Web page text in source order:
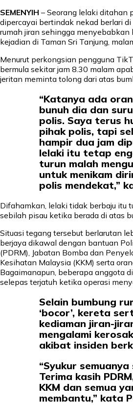
SEMENYIH – Seorang lelaki ditahan
dipercayai bertindak nekad berlari
rumah jiran sehingga menyebabkan
kejadian di Taman Sri Tanjung,
Menurut perkongsian pengguna
bermula sekitar jam 8.30 malam
jeritan meminta tolong dari atas
“Katanya ada
bunuh dia dan
polis. Saya terus
pihak polis, tapi
hampir dua jam
lelaki itu tetap
turun malah
untuk menikam
polis mendekat,”
Difahamkan, lelaki tidak berbaju itu
sebilah pisau ketika berada di atas
Situasi tegang tersebut berlarutan
berjaya dikawal dengan bantuan
(PDRM), Jabatan Bomba dan
Kesihatan Malaysia (KKM) serta
Bagaimanapun, beberapa anggota
selepas terjatuh ketika operasi
Selain bumbung
‘bocor’, kereta
kediaman jiran-
mengalami
akibat insiden
“Syukur
Terima kasih
KKM dan semua
membantu,” kata